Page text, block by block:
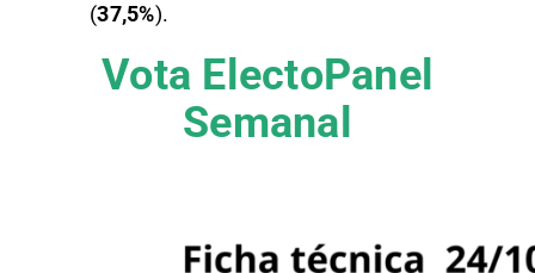
(37,5%).
Vota ElectoPanel
Semanal